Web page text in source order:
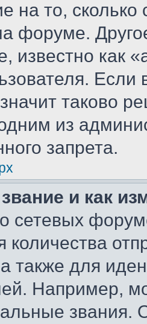
на то,
форуме.
известно как
таково
из
запрета.
и как
сетевых
количества
также для
Например,
звания.